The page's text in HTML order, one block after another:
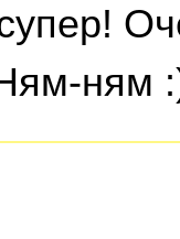
ням